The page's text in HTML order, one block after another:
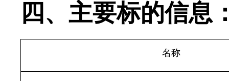
四、主要标的信息
名称